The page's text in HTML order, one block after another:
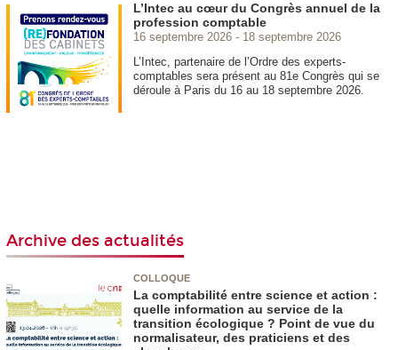
L’Intec au cœur du Congrès annuel de la
profession comptable
16 septembre 2026
18 septembre 2026
L’Intec, partenaire de l’Ordre des experts-
comptables sera présent au 81e Congrès qui se
déroule à Paris du 16 au 18 septembre 2026.
Archive des actualités
COLLOQUE
La comptabilité entre science et action :
quelle information au service de la
transition écologique ? Point de vue du
normalisateur, des praticiens et des